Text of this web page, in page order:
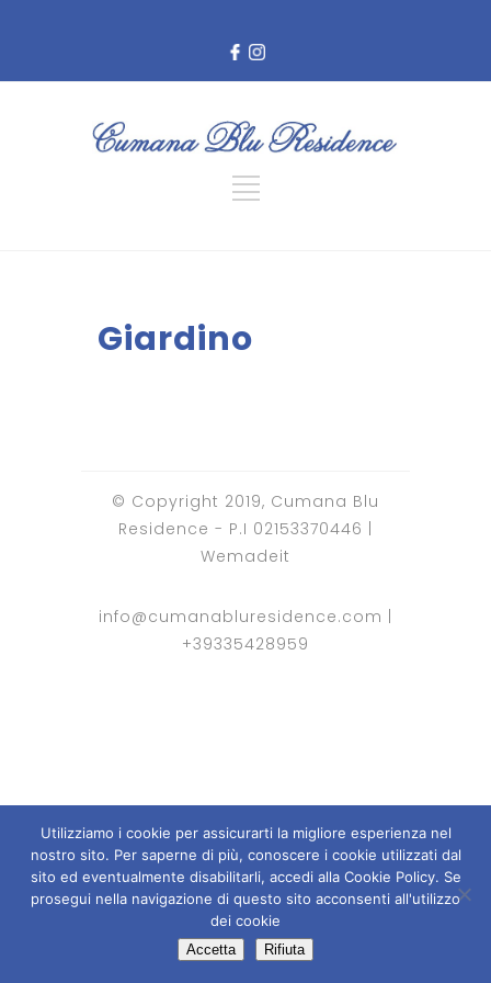
Giardino
© Copyright 2019, Cumana Blu
Residence - P.I 02153370446 |
Wemadeit
info@cumanabluresidence.com |
+39335428959
Utilizziamo i cookie per assicurarti la migliore esperienza nel
nostro sito. Per saperne di più, conoscere i cookie utilizzati dal
sito ed eventualmente disabilitarli, accedi alla Cookie Policy. Se
prosegui nella navigazione di questo sito acconsenti all'utilizzo
dei cookie
Accetta Rifiuta